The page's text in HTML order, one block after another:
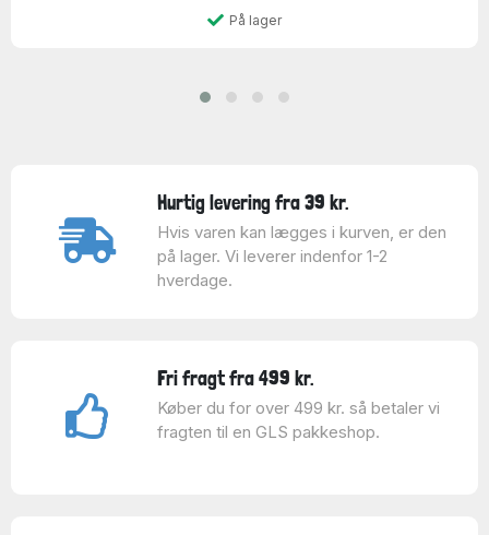
På lager
Hurtig levering fra 39 kr.
Hvis varen kan lægges i kurven, er den
på lager. Vi leverer indenfor 1-2
hverdage.
Fri fragt fra 499 kr.
Køber du for over 499 kr. så betaler vi
fragten til en GLS pakkeshop.